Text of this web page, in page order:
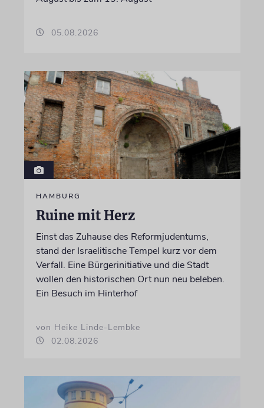
05.08.2026
HAMBURG
Ruine mit Herz
Einst das Zuhause des Reformjudentums,
stand der Israelitische Tempel kurz vor dem
Verfall. Eine Bürgerinitiative und die Stadt
wollen den historischen Ort nun neu beleben.
Ein Besuch im Hinterhof
von Heike Linde-Lembke
02.08.2026